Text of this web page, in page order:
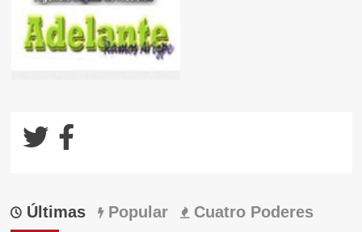
Últimas Popular Cuatro Poderes